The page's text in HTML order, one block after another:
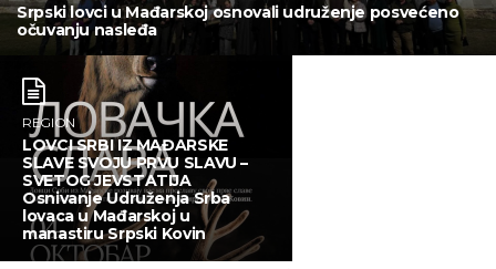
Srpski lovci u Mađarskoj osnovali udruženje posvećeno
očuvanju nasleđa
REGION
LOVCI SRBI IZ MAĐARSKE
SLAVE SVOJU PRVU SLAVU –
SVETOG JEVSTATIJA
Osnivanje Udruženja Srba
lovaca u Mađarskoj u
manastiru Srpski Kovin